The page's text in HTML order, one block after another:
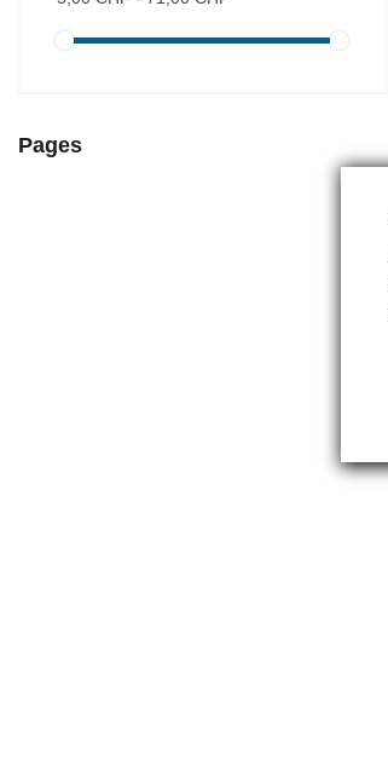
Pages